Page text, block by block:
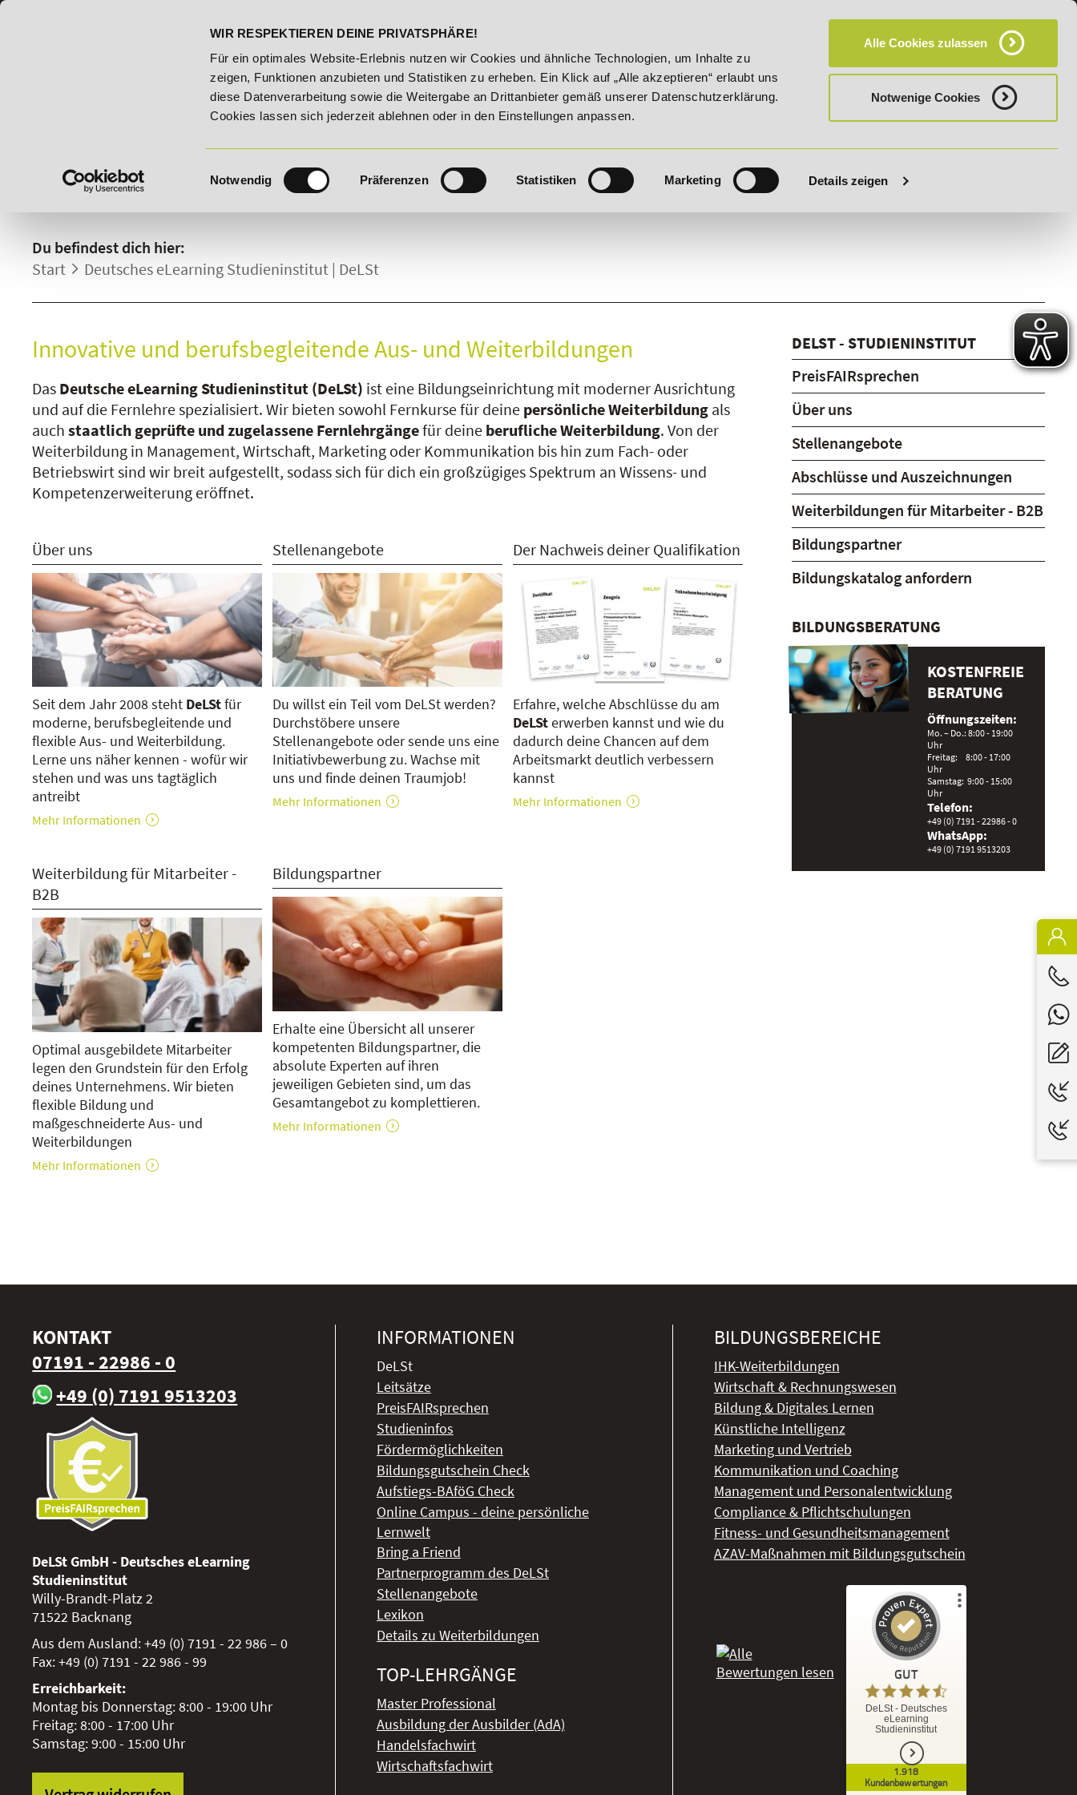
WIR RESPEKTIEREN DEINE PRIVATSPHÄRE!
Für ein optimales Website-Erlebnis nutzen wir Cookies und ähnliche Technologien, um Inhalte zu
zeigen, Funktionen anzubieten und Statistiken zu erheben. Ein Klick auf „Alle akzeptieren“ erlaubt uns
diese Datenverarbeitung sowie die Weitergabe an Drittanbieter gemäß unserer Datenschutzerklärung.
Cookies lassen sich jederzeit ablehnen oder in den Einstellungen anpassen.
Einwilligungsauswahl
Notwendig Präferenzen Statistiken Marketing Details zeigen
Alle Cookies zulassen
Notwenige Cookies
HÄUFIG GESTELLTE FRAGEN (FAQ) CAMPUS
20% Rabatt bis 03.09.2026 - Bildungsroute! 20% Rabatt bis 03.09.2026 - Bildungsroute! 20% Rabatt bis 03.09.2026 - Bildungsroute! 20% Rabatt bis
DELST.
Du befindest dich hier:
Start
Deutsches eLearning Studieninstitut | DeLSt
Innovative und berufsbegleitende Aus- und Weiterbildungen
Das Deutsche eLearning Studieninstitut (DeLSt) ist eine Bildungseinrichtung mit moderner Ausrichtung
und auf die Fernlehre spezialisiert. Wir bieten sowohl Fernkurse für deine persönliche Weiterbildung als
auchstaatlich geprüfte und zugelassene Fernlehrgängefür deine berufliche Weiterbildung. Von der
Weiterbildung in Management, Wirtschaft, Marketing oder Kommunikation bis hin zum Fach- oder
Betriebswirtsind wir breit aufgestellt, sodass sich für dich ein großzügiges Spektrum an Wissens- und
Kompetenzerweiterung eröffnet.
Über uns
Seit dem Jahr 2008 steht DeLStfür
moderne, berufsbegleitende und
flexible Aus- und Weiterbildung.
Lerne uns näher kennen - wofür wir
stehen und was uns tagtäglich
antreibt
Mehr Informationen
Stellenangebote
Du willst ein Teil vom DeLSt werden?
Durchstöbere unsere
Stellenangebote oder sende uns eine
Initiativbewerbung zu. Wachse mit
uns und finde deinen Traumjob!
Mehr Informationen
Der Nachweis deiner Qualifikation
Erfahre, welche Abschlüsse du am
DeLSterwerben kannst und wie du
dadurch deine Chancen auf dem
Arbeitsmarkt deutlich verbessern
kannst
Mehr Informationen
Weiterbildung für Mitarbeiter -
B2B
Optimal ausgebildete Mitarbeiter
legen den Grundstein für den Erfolg
deines Unternehmens. Wir bieten
flexible Bildung und
maßgeschneiderte Aus- und
Weiterbildungen
Mehr Informationen
Bildungspartner
Erhalte eine Übersicht all unserer
kompetenten Bildungspartner, die
absolute Experten auf ihren
jeweiligen Gebieten sind, um das
Gesamtangebot zu komplettieren.
Mehr Informationen
DELST - STUDIENINSTITUT
PreisFAIRsprechen
Über uns
Stellenangebote
Abschlüsse und Auszeichnungen
Weiterbildungen für Mitarbeiter - B2B
Bildungspartner
Bildungskatalog anfordern
BILDUNGSBERATUNG
KOSTENFREIE
BERATUNG
Öffnungszeiten:
Mo. – Do.: 8:00 - 19:00
Uhr
Freitag: 8:00 - 17:00
Uhr
Samstag: 9:00 - 15:00
Uhr
Telefon:
+49 (0) 7191 - 22986 - 0
WhatsApp:
+49 (0) 7191 9513203
KONTAKT
07191 - 22986 - 0
+49 (0) 7191 9513203
DeLSt GmbH - Deutsches eLearning
Studieninstitut
Willy-Brandt-Platz 2
71522 Backnang
Aus dem Ausland:+49 (0) 7191 - 22 986 – 0
Fax:+49 (0) 7191 - 22 986 - 99
Erreichbarkeit:
Montag bis Donnerstag: 8:00 - 19:00 Uhr
Freitag: 8:00 - 17:00 Uhr
Samstag: 9:00 - 15:00 Uhr
INFORMATIONEN
DeLSt
Leitsätze
PreisFAIRsprechen
Studieninfos
Fördermöglichkeiten
Bildungsgutschein Check
Aufstiegs-BAföG Check
Online Campus - deine persönliche
Lernwelt
Bring a Friend
Partnerprogramm des DeLSt
Stellenangebote
Lexikon
Details zu Weiterbildungen
TOP-LEHRGÄNGE
Master Professional
Ausbildung der Ausbilder (AdA)
Handelsfachwirt
Wirtschaftsfachwirt
BILDUNGSBEREICHE
IHK-Weiterbildungen
Wirtschaft & Rechnungswesen
Bildung & Digitales Lernen
Künstliche Intelligenz
Marketing und Vertrieb
Kommunikation und Coaching
Management und Personalentwicklung
Compliance & Pflichtschulungen
Fitness- und Gesundheitsmanagement
AZAV-Maßnahmen mit Bildungsgutschein
GUT
DeLSt - Deutsches
eLearning
Studieninstitut
1.918
Kundenbewertungen
Kundenbewertungen und Erfahrungen zu
DeLSt - Deutsches eLearning Studieninstitut
ProvenExpert.com
1.827